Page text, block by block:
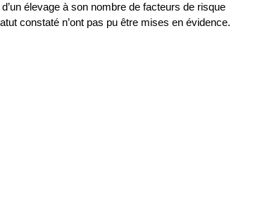
élevage à son nombre de facteurs de risque
constaté n’ont pas pu être mises en évidence.